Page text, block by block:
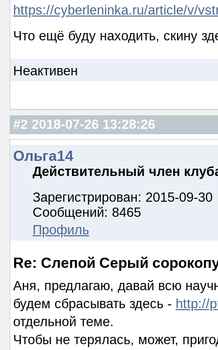
https://cyberleninka.ru/article/v/
Что ещё буду находить, скину
Неактивен
#2 2018-07-26 13:28:26
Ольга14
Действительный член
Зарегистрирован: 2015-09-30
Сообщений: 8465
Профиль
Re: Слепой Серый
Аня, предлагаю, давай всю
будем сбрасывать здесь - http://
отдельной теме.
Чтобы не терялась, может,